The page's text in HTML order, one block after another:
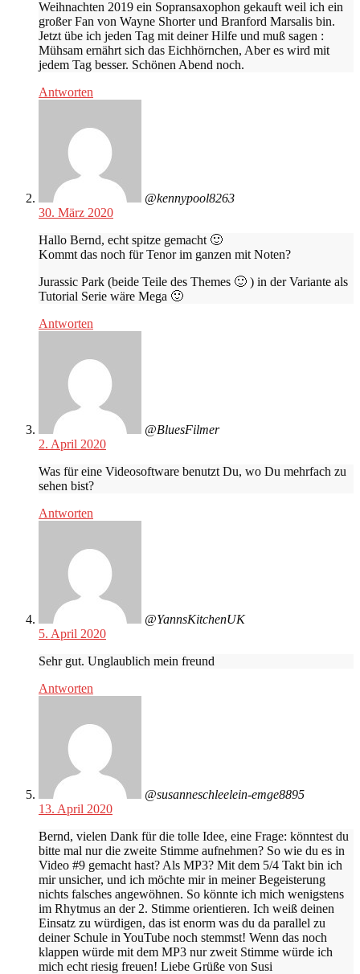
Weihnachten 2019 ein Sopransaxophon gekauft weil ich ein
großer Fan von Wayne Shorter und Branford Marsalis bin.
Jetzt übe ich jeden Tag mit deiner Hilfe und muß sagen :
Mühsam ernährt sich das Eichhörnchen, Aber es wird mit
jedem Tag besser. Schönen Abend noch.
Antworten
@kennypool8263
30. März 2020
Hallo Bernd, echt spitze gemacht 🙂
Kommt das noch für Tenor im ganzen mit Noten?
Jurassic Park (beide Teile des Themes 🙂 ) in der Variante als
Tutorial Serie wäre Mega 🙂
Antworten
@BluesFilmer
2. April 2020
Was für eine Videosoftware benutzt Du, wo Du mehrfach zu
sehen bist?
Antworten
@YannsKitchenUK
5. April 2020
Sehr gut. Unglaublich mein freund
Antworten
@susanneschleelein-emge8895
13. April 2020
Bernd, vielen Dank für die tolle Idee, eine Frage: könntest du
bitte mal nur die zweite Stimme aufnehmen? So wie du es in
Video #9 gemacht hast? Als MP3? Mit dem 5/4 Takt bin ich
mir unsicher, und ich möchte mir in meiner Begeisterung
nichts falsches angewöhnen. So könnte ich mich wenigstens
im Rhytmus an der 2. Stimme orientieren. Ich weiß deinen
Einsatz zu würdigen, das ist enorm was du da parallel zu
deiner Schule in YouTube noch stemmst! Wenn das noch
klappen würde mit dem MP3 nur zweit Stimme würde ich
mich echt riesig freuen! Liebe Grüße von Susi